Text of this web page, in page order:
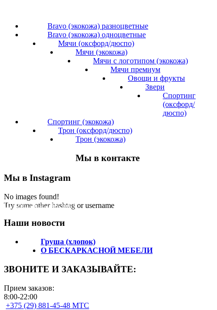
Bravo (экокожа) разноцветные
Bravo (экокожа) одноцветные
Мячи (оксфорд/дюспо)
Мячи (экокожа)
Мячи с логотипом (экокожа)
Мячи премиум
Овощи и фрукты
Звери
Спортинг
(оксфорд/
дюспо)
Спортинг (экокожа)
Трон (оксфорд/дюспо)
Трон (экокожа)
Мы в контакте
Мы в Instagram
No images found!
Try some other hashtag or username
Подпишитесь на нас!
Наши новости
Груша (хлопок)
О БЕСКАРКАСНОЙ МЕБЕЛИ
ЗВОНИТЕ И ЗАКАЗЫВАЙТЕ:
Прием заказов:
8:00-22:00
+375 (29) 881-45-48 МТС